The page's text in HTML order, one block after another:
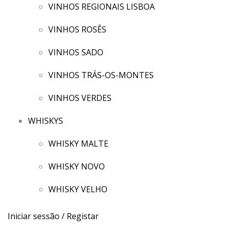
VINHOS REGIONAIS LISBOA
VINHOS ROSÊS
VINHOS SADO
VINHOS TRÁS-OS-MONTES
VINHOS VERDES
WHISKYS
WHISKY MALTE
WHISKY NOVO
WHISKY VELHO
Iniciar sessão / Registar